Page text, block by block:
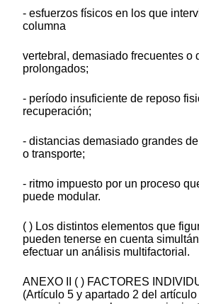
- esfuerzos físicos en los que
columna
vertebral, demasiado frecuentes o
prolongados;
- período insuficiente de reposo
recuperación;
- distancias demasiado grandes
o transporte;
- ritmo impuesto por un proceso
puede modular.
( ) Los distintos elementos que
pueden tenerse en cuenta
efectuar un análisis multifactorial.
ANEXO II ( ) FACTORES
(Artículo 5 y apartado 2 del